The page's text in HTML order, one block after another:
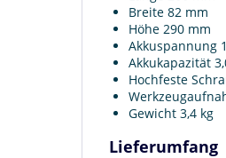
Breite 82 mm
Höhe 290 mm
Akkuspannung
Akkukapazität
Hochfeste
Gewicht 3,4 kg
Lieferumfang